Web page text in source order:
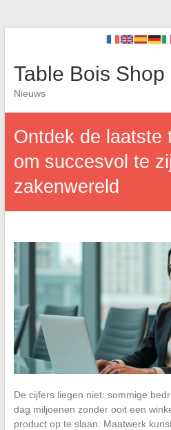
Table Bois Shop
Nieuws
Ontdek de laatste
om succesvol te
zakenwereld
De cijfers liegen niet: sommige
dag miljoenen zonder ooit een
product op te slaan. Maatwerk